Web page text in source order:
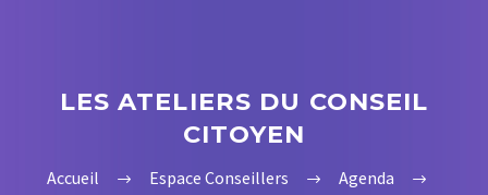
LES ATELIERS DU CONSEIL
CITOYEN
Accueil Espace Conseillers
Agenda